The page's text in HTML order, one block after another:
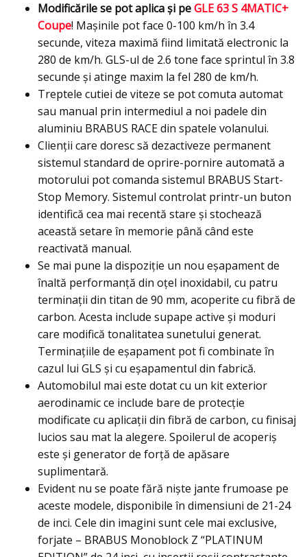
Modificările se pot aplica şi peGLE 63 S 4MATIC+
Coupe! Maşinile pot face 0-100 km/h în 3.4
secunde, viteza maximă fiind limitată electronic la
280 de km/h. GLS-ul de 2.6 tone face sprintul în 3.8
secunde și atinge maxim la fel 280 de km/h.
Treptele cutiei de viteze se pot comuta automat
sau manual prin intermediul a noi padele din
aluminiu BRABUS RACE din spatele volanului.
Clienţii care doresc să dezactiveze permanent
sistemul standard de oprire-pornire automată a
motorului pot comanda sistemul BRABUS Start-
Stop Memory. Sistemul controlat printr-un buton
identifică cea mai recentă stare și stochează
această setare în memorie până când este
reactivată manual.
Se mai pune la dispoziţie un nou eşapament de
înaltă performanţă din oţel inoxidabil, cu patru
terminaţii din titan de 90 mm, acoperite cu fibră de
carbon. Acesta include supape active şi moduri
care modifică tonalitatea sunetului generat.
Terminațiile de eșapament pot fi combinate în
cazul lui GLS și cu eșapamentul din fabrică.
Automobilul mai este dotat cu un kit exterior
aerodinamic ce include bare de protecţie
modificate cu aplicaţii din fibră de carbon, cu finisaj
lucios sau mat la alegere. Spoilerul de acoperiș
este şi generator de forţă de apăsare
suplimentară.
Evident nu se poate fără niște jante frumoase pe
aceste modele, disponibile în dimensiuni de 21-24
de inci. Cele din imagini sunt cele mai exclusive,
forjate – BRABUS Monoblock Z “PLATINUM